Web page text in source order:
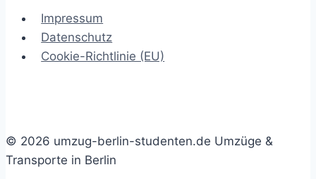
Impressum
Datenschutz
Cookie-Richtlinie (EU)
© 2026 umzug-berlin-studenten.de Umzüge &
Transporte in Berlin